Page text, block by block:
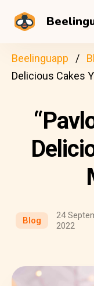
Beelinguapp
Delicious Cakes
Blog
24
2022